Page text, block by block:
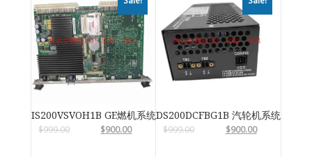
IS200VSVOH1B GE燃机系统
$999.00 $900.00
DS200DCFBG1B 汽轮机系统卡件
$999.00 $900.00